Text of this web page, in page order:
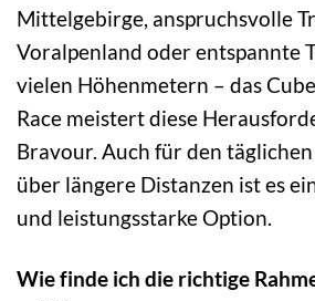
Mittelgebirge, anspruchsvolle
Voralpenland oder entspannte
vielen Höhenmetern – das
Race meistert diese
Bravour. Auch für den
über längere Distanzen ist es
und leistungsstarke Option.
Wie finde ich die richtige